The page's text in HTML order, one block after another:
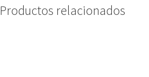
Productos relacionados